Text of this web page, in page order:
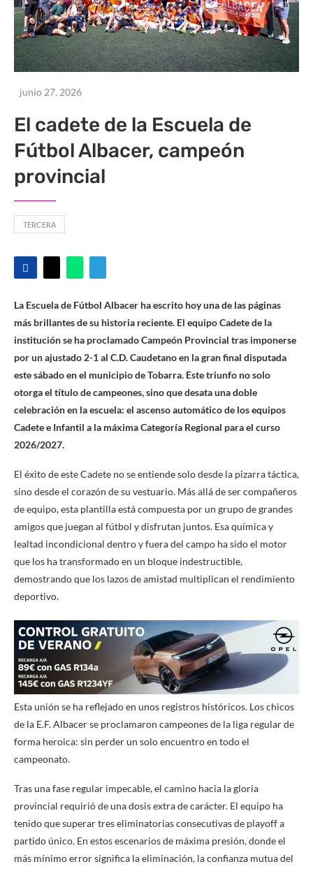
junio 27, 2026
El cadete de la Escuela de
Fútbol Albacer, campeón
provincial
TERCERA
La Escuela de Fútbol Albacer ha escrito hoy una de las páginas
más brillantes de su historia reciente. El equipo Cadete de la
institución se ha proclamado Campeón Provincial tras imponerse
por un ajustado 2-1 al C.D. Caudetano en la gran final disputada
este sábado en el municipio de Tobarra. Este triunfo no solo
otorga el título de campeones, sino que desata una doble
celebración en la escuela: el ascenso automático de los equipos
Cadete e Infantil a la máxima Categoría Regional para el curso
2026/2027.
El éxito de este Cadete no se entiende solo desde la pizarra táctica,
sino desde el corazón de su vestuario. Más allá de ser compañeros
de equipo, esta plantilla está compuesta por un grupo de grandes
amigos que juegan al fútbol y disfrutan juntos. Esa química y
lealtad incondicional dentro y fuera del campo ha sido el motor
que los ha transformado en un bloque indestructible,
demostrando que los lazos de amistad multiplican el rendimiento
deportivo.
Esta unión se ha reflejado en unos registros históricos. Los chicos
de la E.F. Albacer se proclamaron campeones de la liga regular de
forma heroica: sin perder un solo encuentro en todo el
campeonato.
Tras una fase regular impecable, el camino hacia la gloria
provincial requirió de una dosis extra de carácter. El equipo ha
tenido que superar tres eliminatorias consecutivas de playoff a
partido único. En estos escenarios de máxima presión, donde el
más mínimo error significa la eliminación, la confianza mutua del